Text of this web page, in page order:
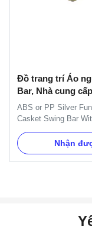
Đồ trang trí Áo
Bar, Nhà cung
ABS or PP Silver
Casket Swing Bar
handles ,8pcs end
short bars. Item
Plastic (PP) and
Nhận